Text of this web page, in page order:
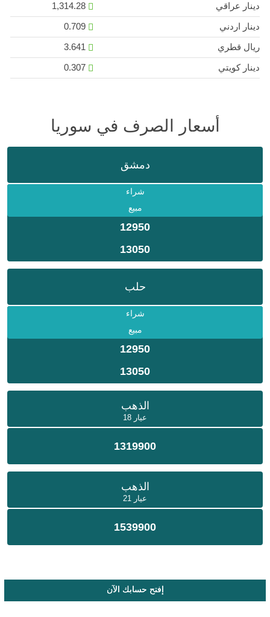
دينار عراقي
1,314.28
دينار اردني
0.709
ريال قطري
دينار كويتي
0.307
أسعار الصرف في سوريا
دمشق
شراء
مبيع
12950
13050
حلب
شراء
مبيع
12950
13050
الذهب
عيار 18
1319900
الذهب
عيار 21
1539900
إفتح حسابك الآن